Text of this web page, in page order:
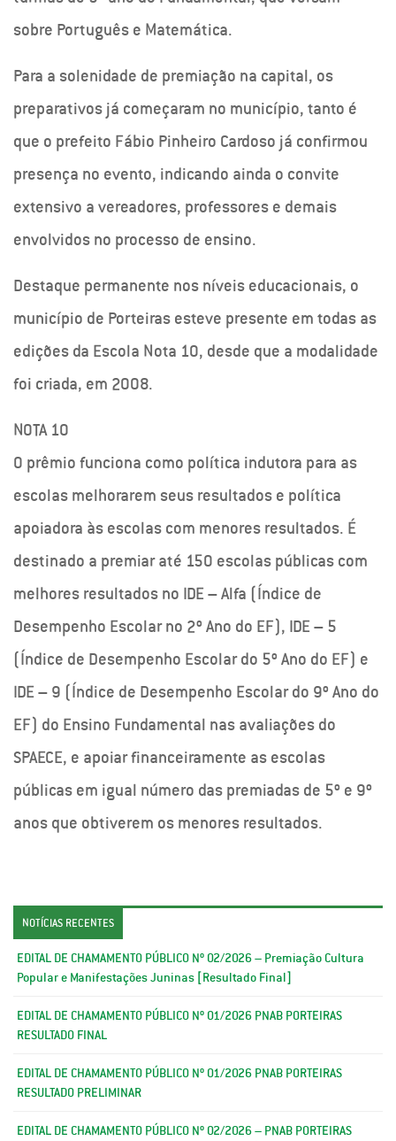
sobre Português e Matemática.
Para a solenidade de premiação na capital, os
preparativos já começaram no município, tanto é
que o prefeito Fábio Pinheiro Cardoso já confirmou
presença no evento, indicando ainda o convite
extensivo a vereadores, professores e demais
envolvidos no processo de ensino.
Destaque permanente nos níveis educacionais, o
município de Porteiras esteve presente em todas as
edições da Escola Nota 10, desde que a modalidade
foi criada, em 2008.
NOTA 10
O prêmio funciona como política indutora para as
escolas melhorarem seus resultados e política
apoiadora às escolas com menores resultados. É
destinado a premiar até 150 escolas públicas com
melhores resultados no IDE – Alfa (Índice de
Desempenho Escolar no 2º Ano do EF), IDE – 5
(Índice de Desempenho Escolar do 5º Ano do EF) e
IDE – 9 (Índice de Desempenho Escolar do 9º Ano do
EF) do Ensino Fundamental nas avaliações do
SPAECE, e apoiar financeiramente as escolas
públicas em igual número das premiadas de 5º e 9º
anos que obtiverem os menores resultados.
NOTÍCIAS RECENTES
EDITAL DE CHAMAMENTO PÚBLICO Nº 02/2026 – Premiação Cultura
Popular e Manifestações Juninas [Resultado Final]
EDITAL DE CHAMAMENTO PÚBLICO Nº 01/2026 PNAB PORTEIRAS
RESULTADO FINAL
EDITAL DE CHAMAMENTO PÚBLICO Nº 01/2026 PNAB PORTEIRAS
RESULTADO PRELIMINAR
EDITAL DE CHAMAMENTO PÚBLICO Nº 02/2026 – PNAB PORTEIRAS